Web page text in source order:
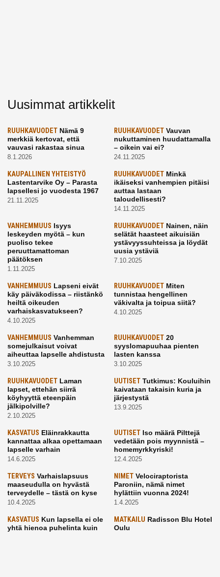
Uusimmat artikkelit
RUUHKAVUODET Nämä 9
merkkiä kertovat, että
vauvasi rakastaa sinua
8.1.2026
RUUHKAVUODETVauvan
nukuttaminen huudattamalla
– oikein vai ei?
24.11.2025
KAUPALLINEN YHTEISTYÖ
Lastentarvike Oy – Parasta
lapsellesi jo vuodesta 1967
21.11.2025
RUUHKAVUODETMinkä
ikäiseksi vanhempien pitäisi
auttaa lastaan
taloudellisesti?
14.11.2025
VANHEMMUUS Isyys
leskeyden myötä – kun
puoliso tekee
peruuttamattoman
päätöksen
1.11.2025
RUUHKAVUODETNainen, näin
selätät haasteet aikuisiän
ystävyyssuhteissa ja löydät
uusia ystäviä
7.10.2025
VANHEMMUUS Lapseni eivät
käy päiväkodissa – riistänkö
heiltä oikeuden
varhaiskasvatukseen?
4.10.2025
RUUHKAVUODETMiten
tunnistaa hengellinen
väkivalta ja toipua siitä?
4.10.2025
VANHEMMUUS Vanhemman
somejulkaisut voivat
aiheuttaa lapselle ahdistusta
3.10.2025
RUUHKAVUODET20
syyslomapuuhaa pienten
lasten kanssa
3.10.2025
RUUHKAVUODET Laman
lapset, ettehän siirrä
köyhyyttä eteenpäin
jälkipolville?
2.10.2025
UUTISETTutkimus: Kouluihin
kaivataan takaisin kuria ja
järjestystä
13.9.2025
KASVATUS Eläinrakkautta
kannattaa alkaa opettamaan
lapselle varhain
14.6.2025
UUTISETIso määrä Pilttejä
vedetään pois myynnistä –
homemyrkkyriski!
12.4.2025
TERVEYS Varhaislapsuus
maaseudulla on hyvästä
terveydelle – tästä on kyse
10.4.2025
NIMETVelociraptorista
Paroniin, nämä nimet
hylättiin vuonna 2024!
1.4.2025
KASVATUS Kun lapsella ei ole
yhtä hienoa puhelinta kuin
MATKAILU Radisson Blu Hotel
Oulu